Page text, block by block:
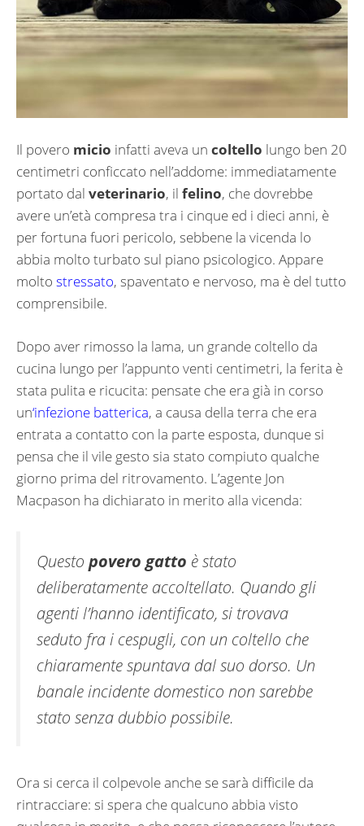
Il povero micio infatti aveva un coltello lungo ben 20
centimetri conficcato nell’addome: immediatamente
portato dal veterinario, il felino, che dovrebbe
avere un’età compresa tra i cinque ed i dieci anni, è
per fortuna fuori pericolo, sebbene la vicenda lo
abbia molto turbato sul piano psicologico. Appare
molto stressato, spaventato e nervoso, ma è del tutto
comprensibile.
Dopo aver rimosso la lama, un grande coltello da
cucina lungo per l’appunto venti centimetri, la ferita è
stata pulita e ricucita: pensate che era già in corso
un‘infezione batterica, a causa della terra che era
entrata a contatto con la parte esposta, dunque si
pensa che il vile gesto sia stato compiuto qualche
giorno prima del ritrovamento. L’agente Jon
Macpason ha dichiarato in merito alla vicenda:
Questo povero gatto è stato
deliberatamente accoltellato. Quando gli
agenti l’hanno identificato, si trovava
seduto fra i cespugli, con un coltello che
chiaramente spuntava dal suo dorso. Un
banale incidente domestico non sarebbe
stato senza dubbio possibile.
Ora si cerca il colpevole anche se sarà difficile da
rintracciare: si spera che qualcuno abbia visto